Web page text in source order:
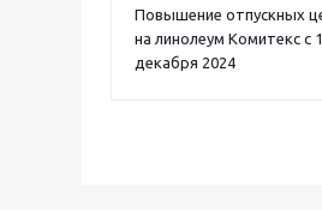
Повышение отпускных
на линолеум Комитекс с
декабря 2024